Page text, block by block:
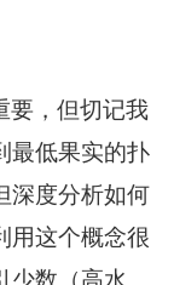
要，但切记我
最低果实的扑
深度分析如何
用这个概念很
少数（高水